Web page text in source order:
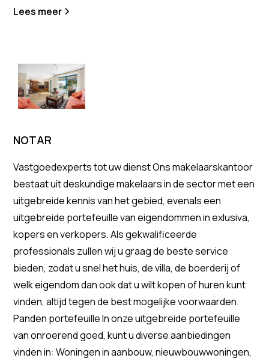
Lees meer
NOTAR
Vastgoedexperts tot uw dienst Ons makelaarskantoor
bestaat uit deskundige makelaars in de sector met een
uitgebreide kennis van het gebied, evenals een
uitgebreide portefeuille van eigendommen in exlusiva,
kopers en verkopers. Als gekwalificeerde
professionals zullen wij u graag de beste service
bieden, zodat u snel het huis, de villa, de boerderij of
welk eigendom dan ook dat u wilt kopen of huren kunt
vinden, altijd tegen de best mogelijke voorwaarden.
Panden portefeuille In onze uitgebreide portefeuille
van onroerend goed, kunt u diverse aanbiedingen
vinden in: Woningen in aanbouw, nieuwbouwwoningen,